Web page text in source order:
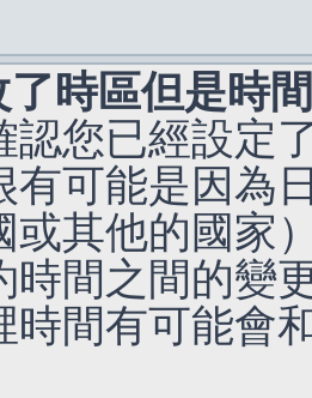
了時區但是時
認您已經設定
有可能是因為
或其他的國家
時間之間的變
時間有可能會